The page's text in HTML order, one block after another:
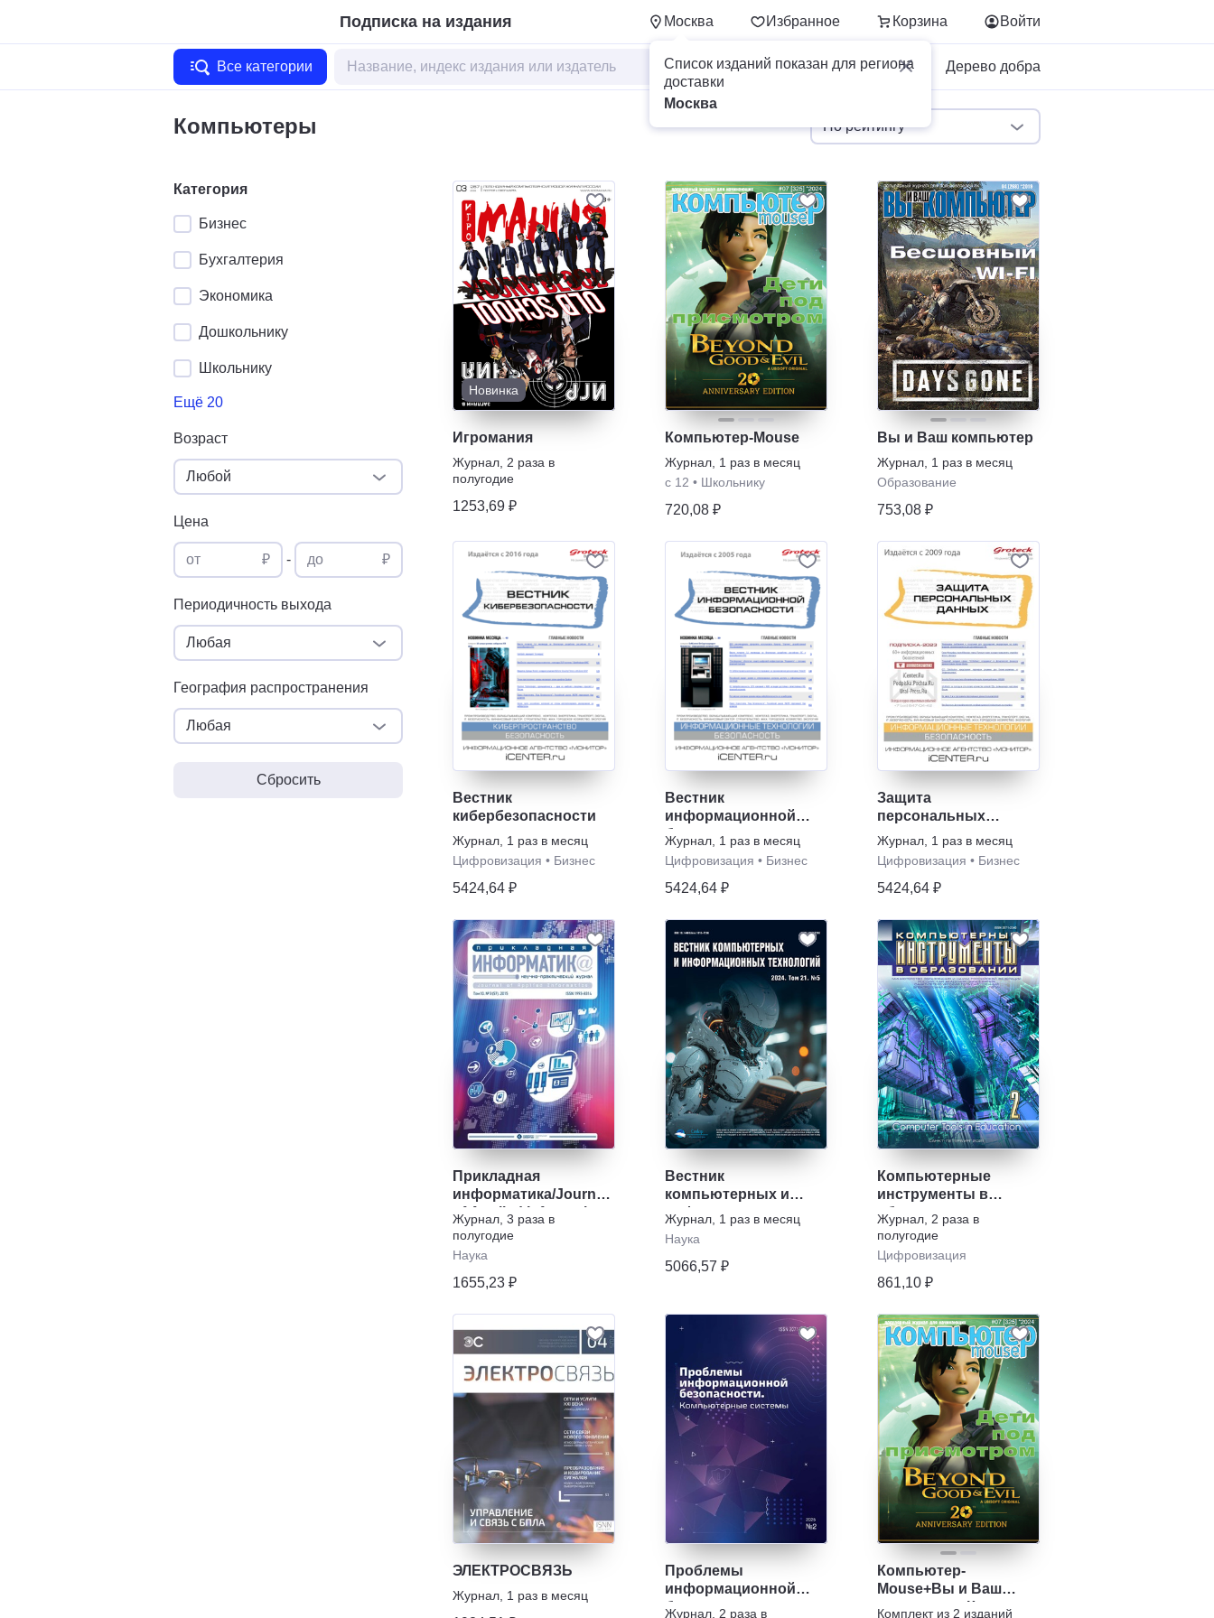
Подписка на издания Москва Избранное Корзина
Список изданий показан для региона
доставки
Москва
Войти
Все категории Для бизнеса Дерево добра
Компьютеры По рейтингу
Категория
Бизнес
Бухгалтерия
Экономика
Дошкольнику
Школьнику
Ещё 20
Возраст
Любой
Цена
от ₽ - до ₽
Периодичность выхода
Любая
География распространения
Любая
Сбросить
Новинка
Игромания
Журнал, 2 раза в
полугодие
1253,69 ₽
Компьютер-Mouse
Журнал, 1 раз в месяц
с 12 • Школьнику
720,08 ₽
Вы и Ваш компьютер
Журнал 1 раз в месяц
Образование
753,08 ₽
Вестник
кибербезопасности
Журнал, 1 раз в месяц
Цифровизация • Бизнес
5424,64 ₽
Вестник
информационной
безопасности
Журнал, 1 раз в месяц
Цифровизация • Бизнес
5424,64 ₽
Защита
персональных
данных
Журнал 1 раз в месяц
Цифровизация • Бизнес
5424,64 ₽
Прикладная
информатика/Journal
of Applied Informatics
Журнал, 3 раза в
полугодие
Наука
1655,23 ₽
Вестник
компьютерных и
информационных
технологий
Журнал, 1 раз в месяц
Наука
5066,57 ₽
Компьютерные
инструменты в
образовании
Журнал 2 раза в
полугодие
Цифровизация
861,10 ₽
ЭЛЕКТРОСВЯЗЬ
Журнал, 1 раз в месяц
Проблемы
информационной
безопасности.
Журнал, 2 раза в
Компьютер-
Mouse+Вы и Ваш
компьютер. Комплект.
Комплект из 2 изданий